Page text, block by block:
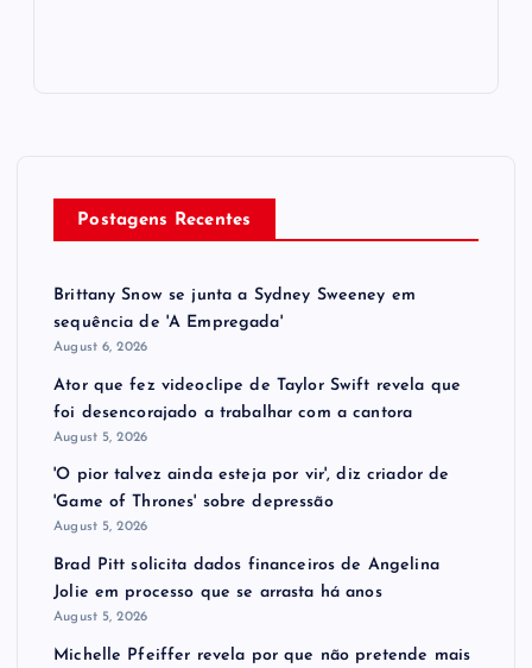
Postagens Recentes
Brittany Snow se junta a Sydney Sweeney em
sequência de ​'A Empregada​'
August 6, 2026
Ator que fez videoclipe de Taylor Swift revela que
foi desencorajado a trabalhar com a cantora
August 5, 2026
'O pior talvez ainda esteja por vir', diz criador de
'Game of Thrones' sobre depressão
August 5, 2026
Brad Pitt solicita dados financeiros de Angelina
Jolie em processo que se arrasta há anos
August 5, 2026
Michelle Pfeiffer revela por que não pretende mais